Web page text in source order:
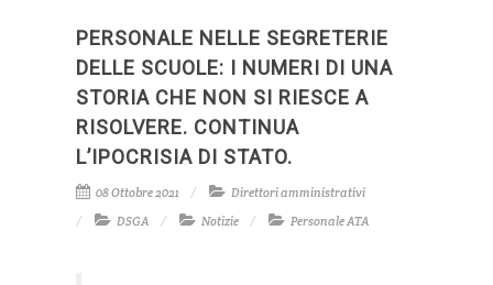
PERSONALE NELLE SEGRETERIE
DELLE SCUOLE: I NUMERI DI UNA
STORIA CHE NON SI RIESCE A
RISOLVERE. CONTINUA
L’IPOCRISIA DI STATO.
08 Ottobre 2021
Direttori amministrativi
DSGA
Notizie Personale ATA